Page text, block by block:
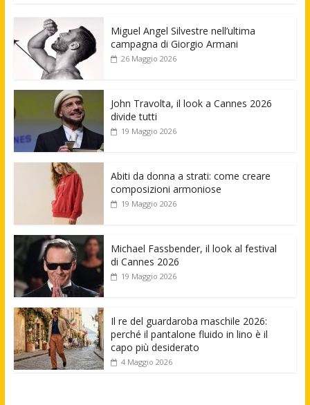
Miguel Angel Silvestre nell’ultima
campagna di Giorgio Armani
26 Maggio 2026
John Travolta, il look a Cannes 2026
divide tutti
19 Maggio 2026
Abiti da donna a strati: come creare
composizioni armoniose
19 Maggio 2026
Michael Fassbender, il look al festival
di Cannes 2026
19 Maggio 2026
Il re del guardaroba maschile 2026:
perché il pantalone fluido in lino è il
capo più desiderato
4 Maggio 2026